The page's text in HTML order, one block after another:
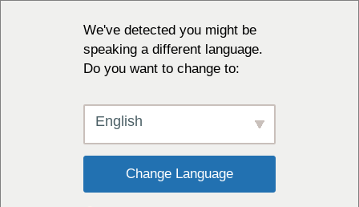
We've detected you might be
speaking a different language.
Do you want to change to:
English
Change Language